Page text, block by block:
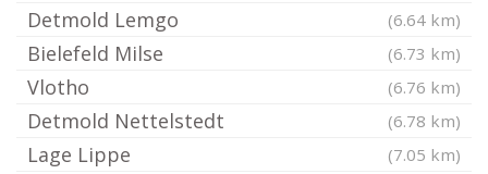
Detmold Lemgo (6.64 km)
Bielefeld Milse (6.73 km)
Vlotho (6.76 km)
Detmold Nettelstedt (6.78 km)
Lage Lippe (7.05 km)